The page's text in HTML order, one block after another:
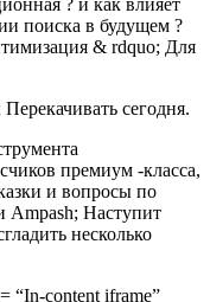
поиска в будущем ?
& rdquo; Для
сегодня.
премиум -класса,
и вопросы по
Ampash; Наступит
несколько
“In-content iframe”